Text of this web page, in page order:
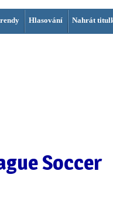
Hlasování Nahrát
Soccer